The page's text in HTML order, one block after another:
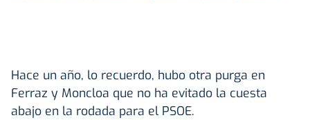
Hace un año, lo recuerdo, hubo otra purga en
Ferraz y Moncloa que no ha evitado la cuesta
abajo en la rodada para el PSOE.